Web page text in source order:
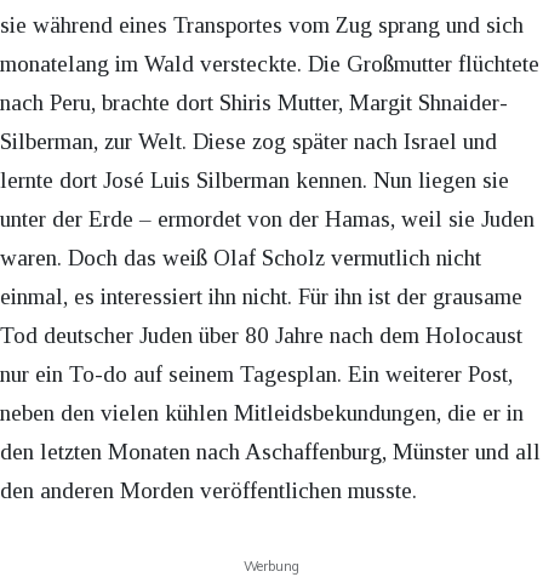
sie während eines Transportes vom Zug sprang und sich
monatelang im Wald versteckte. Die Großmutter flüchtete
nach Peru, brachte dort Shiris Mutter, Margit Shnaider-
Silberman, zur Welt. Diese zog später nach Israel und
lernte dort José Luis Silberman kennen. Nun liegen sie
unter der Erde – ermordet von der Hamas, weil sie Juden
waren. Doch das weiß Olaf Scholz vermutlich nicht
einmal, es interessiert ihn nicht. Für ihn ist der grausame
Tod deutscher Juden über 80 Jahre nach dem Holocaust
nur ein To-do auf seinem Tagesplan. Ein weiterer Post,
neben den vielen kühlen Mitleidsbekundungen, die er in
den letzten Monaten nach Aschaffenburg, Münster und all
den anderen Morden veröffentlichen musste.
Werbung